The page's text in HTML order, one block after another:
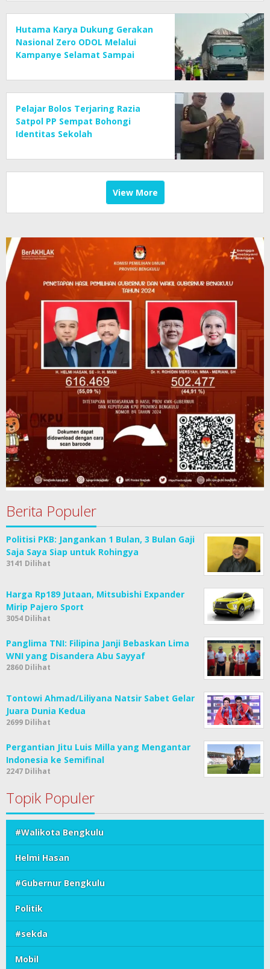
Hutama Karya Dukung Gerakan
Nasional Zero ODOL Melalui
Kampanye Selamat Sampai
Pelajar Bolos Terjaring Razia
Satpol PP Sempat Bohongi
Identitas Sekolah
View More
Berita Populer
Politisi PKB: Jangankan 1 Bulan, 3 Bulan Gaji
Saja Saya Siap untuk Rohingya
3141 Dilihat
Harga Rp189 Jutaan, Mitsubishi Expander
Mirip Pajero Sport
3054 Dilihat
Panglima TNI: Filipina Janji Bebaskan Lima
WNI yang Disandera Abu Sayyaf
2860 Dilihat
Tontowi Ahmad/Liliyana Natsir Sabet Gelar
Juara Dunia Kedua
2699 Dilihat
Pergantian Jitu Luis Milla yang Mengantar
Indonesia ke Semifinal
2247 Dilihat
Topik Populer
#Walikota Bengkulu
Helmi Hasan
#Gubernur Bengkulu
Politik
#sekda
Mobil